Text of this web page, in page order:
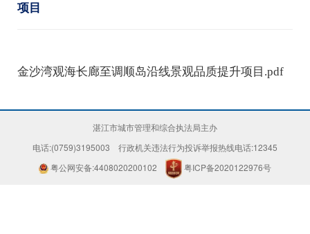
项目
金沙湾观海长廊至调顺岛沿线景观品质提升项目.pdf
湛江市城市管理和综合执法局主办
电话:(0759)3195003 行政机关违法行为投诉举报热线电话:12345
粤公网安备:4408020200102
粤ICP备2020122976号